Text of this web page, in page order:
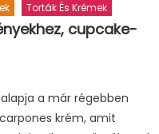
Torták És Krémek
cupcake-
a már régebben
krém, amit